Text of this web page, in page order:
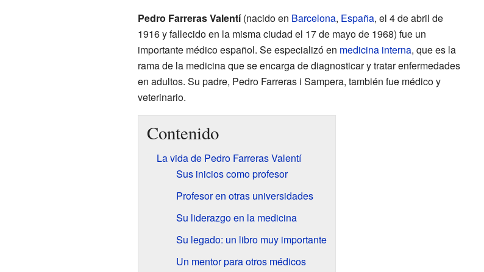
Pedro Farreras Valentí(nacido en Barcelona, España, el 4 de abril de
1916 y fallecido en la misma ciudad el 17 de mayo de 1968) fue un
importante médico español. Se especializó en medicina interna, que es la
rama de la medicina que se encarga de diagnosticar y tratar enfermedades
en adultos. Su padre, Pedro Farreras i Sampera, también fue médico y
veterinario.
Contenido
La vida de Pedro Farreras Valentí
Sus inicios como profesor
Profesor en otras universidades
Su liderazgo en la medicina
Su legado: un libro muy importante
Un mentor para otros médicos